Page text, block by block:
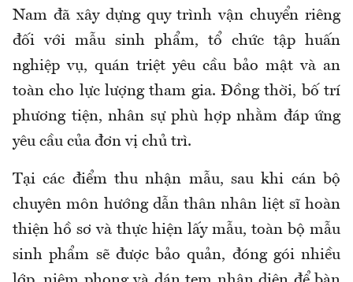
Nam đã xây dựng quy trình vận chuyển riêng
đối với mẫu sinh phẩm, tổ chức tập huấn
nghiệp vụ, quán triệt yêu cầu bảo mật và an
toàn cho lực lượng tham gia. Đồng thời, bố trí
phương tiện, nhân sự phù hợp nhằm đáp ứng
yêu cầu của đơn vị chủ trì.
Tại các điểm thu nhận mẫu, sau khi cán bộ
chuyên môn hướng dẫn thân nhân liệt sĩ hoàn
thiện hồ sơ và thực hiện lấy mẫu, toàn bộ mẫu
sinh phẩm sẽ được bảo quản, đóng gói nhiều